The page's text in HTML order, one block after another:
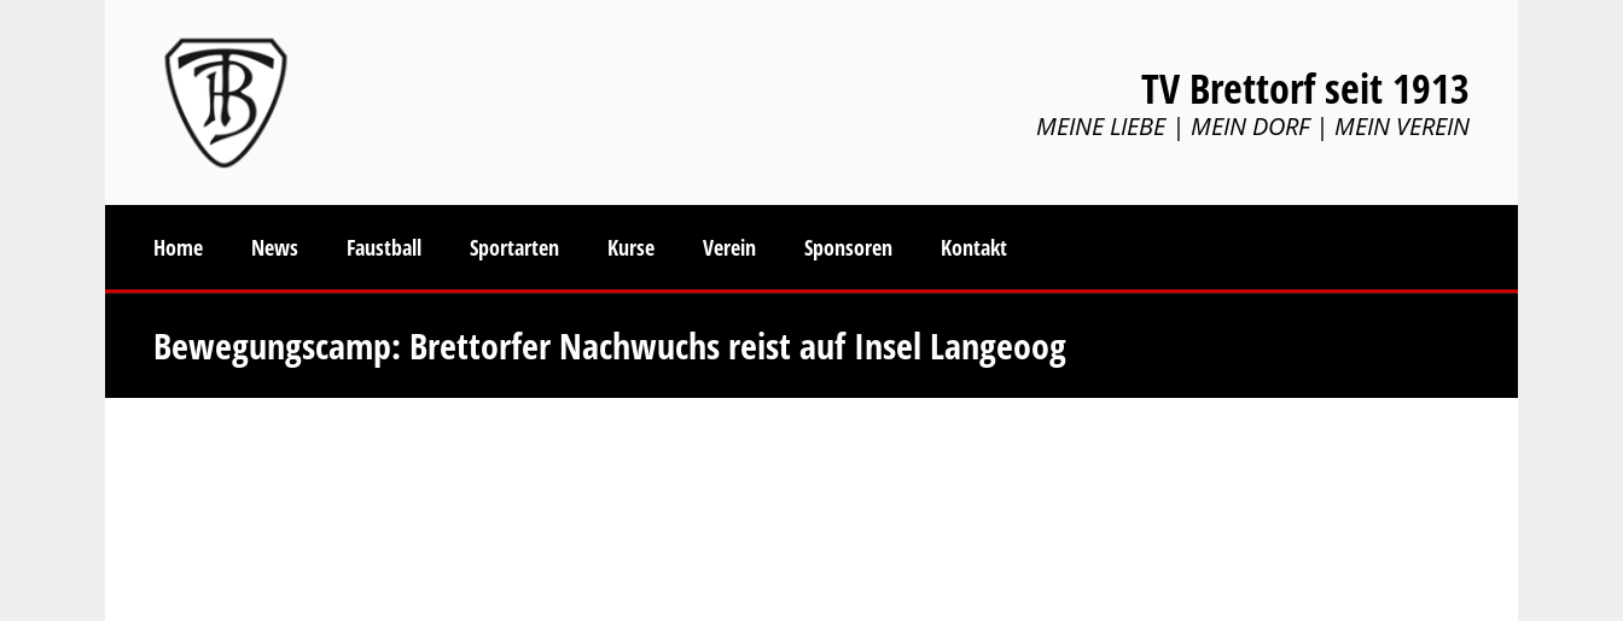
TV Brettorf seit 1913
MEINE LIEBE | MEIN DORF | MEIN VEREIN
Home News Faustball Sportarten Kurse Verein Sponsoren Kontakt
Bewegungscamp: Brettorfer Nachwuchs reist auf Insel Langeoog